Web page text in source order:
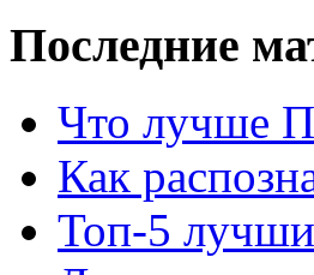
Последние
Что лучше
Как
Топ-5